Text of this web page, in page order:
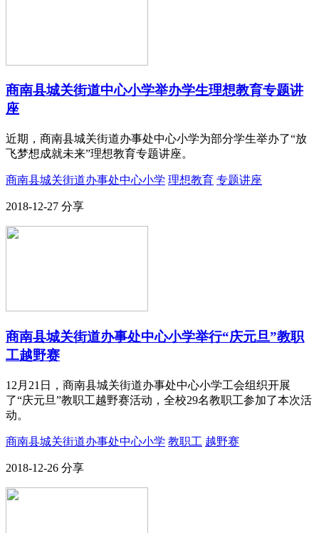
商南县城关街道中心小学举办学生理想教育专题讲
座
近期，商南县城关街道办事处中心小学为部分学生举办了“放
飞梦想成就未来”理想教育专题讲座。
商南县城关街道办事处中心小学 理想教育 专题讲座
2018-12-27 分享
商南县城关街道办事处中心小学举行“庆元旦”教职
工越野赛
12月21日，商南县城关街道办事处中心小学工会组织开展
了“庆元旦”教职工越野赛活动，全校29名教职工参加了本次活
动。
商南县城关街道办事处中心小学 教职工 越野赛
2018-12-26 分享